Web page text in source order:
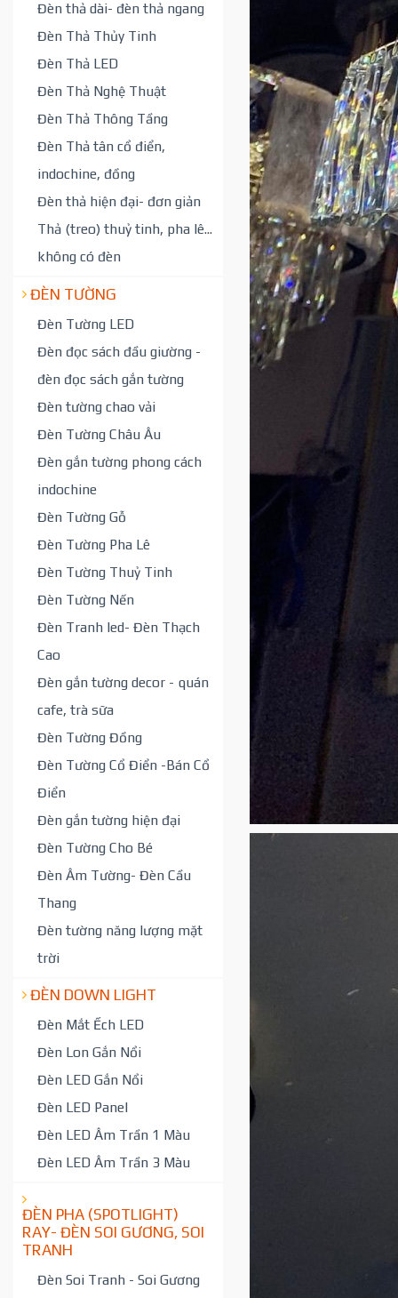
Đèn thả dài- đèn thả ngang
Đèn Thả Thủy Tinh
Đèn Thả LED
Đèn Thả Nghệ Thuật
Đèn Thả Thông Tầng
Đèn Thả tân cổ điển,
indochine, đồng
Đèn thả hiện đại- đơn giản
Thả (treo) thuỷ tinh, pha lê...
không có đèn
ĐÈN TƯỜNG
Đèn Tường LED
Đèn đọc sách đầu giường -
đèn đọc sách gắn tường
Đèn tường chao vải
Đèn Tường Châu Âu
Đèn gắn tường phong cách
indochine
Đèn Tường Gỗ
Đèn Tường Pha Lê
Đèn Tường Thuỷ Tinh
Đèn Tường Nến
Đèn Tranh led- Đèn Thạch
Cao
Đèn gắn tường decor - quán
cafe, trà sữa
Đèn Tường Đồng
Đèn Tường Cổ Điển -Bán Cổ
Điển
Đèn gắn tường hiện đại
Đèn Tường Cho Bé
Đèn Âm Tường- Đèn Cầu
Thang
Đèn tường năng lượng mặt
trời
ĐÈN DOWN LIGHT
Đèn Mắt Ếch LED
Đèn Lon Gắn Nổi
Đèn LED Gắn Nổi
Đèn LED Panel
Đèn LED Âm Trần 1 Màu
Đèn LED Âm Trần 3 Màu
ĐÈN PHA (SPOTLIGHT)
RAY- ĐÈN SOI GƯƠNG, SOI
TRANH
Đèn Soi Tranh - Soi Gương